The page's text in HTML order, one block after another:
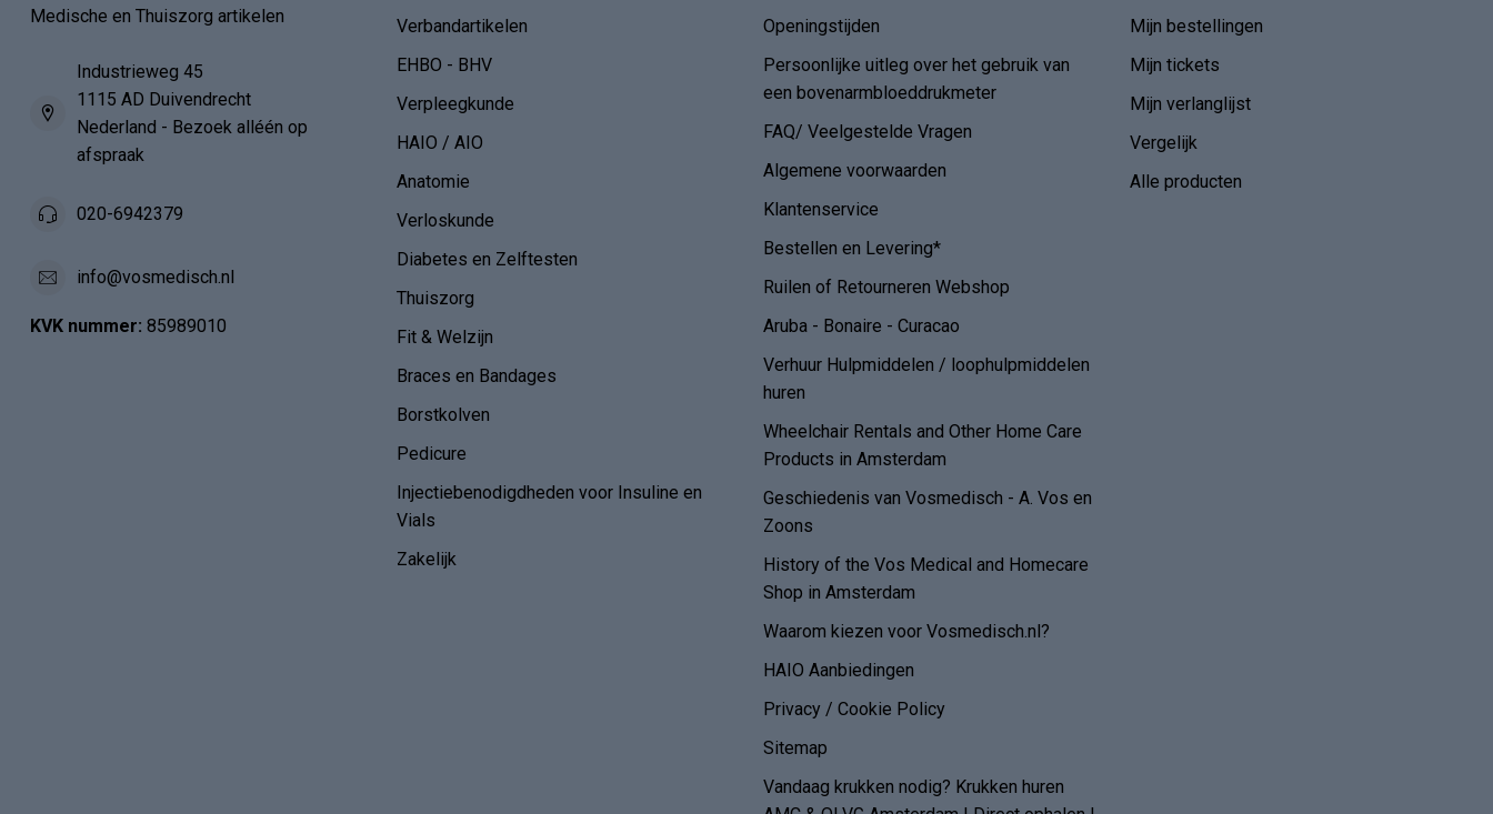
Medische en Thuiszorg artikelen
Industrieweg 45
1115 AD Duivendrecht
Nederland - Bezoek alléén op
afspraak
020-6942379
info@vosmedisch.nl
KVK nummer: 85989010
Verbandartikelen
EHBO - BHV
Verpleegkunde
HAIO / AIO
Anatomie
Verloskunde
Diabetes en Zelftesten
Thuiszorg
Fit & Welzijn
Braces en Bandages
Borstkolven
Pedicure
Injectiebenodigdheden voor Insuline en
Vials
Zakelijk
Openingstijden
Persoonlijke uitleg over het gebruik van
een bovenarmbloeddrukmeter
FAQ/ Veelgestelde Vragen
Algemene voorwaarden
Klantenservice
Bestellen en Levering*
Ruilen of Retourneren Webshop
Aruba - Bonaire - Curacao
Verhuur Hulpmiddelen / loophulpmiddelen
huren
Wheelchair Rentals and Other Home Care
Products in Amsterdam
Geschiedenis van Vosmedisch - A. Vos en
Zoons
History of the Vos Medical and Homecare
Shop in Amsterdam
Waarom kiezen voor Vosmedisch.nl?
HAIO Aanbiedingen
Privacy / Cookie Policy
Sitemap
Vandaag krukken nodig? Krukken huren
Mijn bestellingen
Mijn tickets
Mijn verlanglijst
Vergelijk
Alle producten